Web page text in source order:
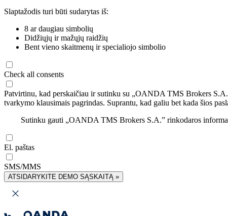
Slaptažodis turi būti sudarytas iš:
8 ar daugiau simbolių
Didžiųjų ir mažųjų raidžių
Bent vieno skaitmenų ir specialiojo simbolio
Check all consents
Patvirtinu, kad perskaičiau ir sutinku su „OANDA TMS Brokers
tvarkymo klausimais pagrindas. Suprantu, kad galiu bet kada šios
Sutinku gauti „OANDA TMS Brokers S.A.” rinkodaros
El. paštas
SMS/MMS
ATSIDARYKITE DEMO SĄSKAITĄ »